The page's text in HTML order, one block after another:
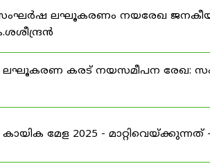
സംഘർഷ ലഘൂകരണം നയരേഖ ജനകീയ
ലഘൂകരണ കരട് നയസമീപന രേഖ:
മേള 2025 - മാറ്റിവെയ്ക്കുന്നത്